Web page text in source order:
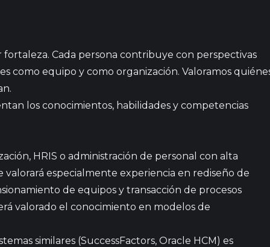
Cada persona contribuye con perspectivas
como equipo y como organización. Valoramos
los conocimientos, habilidades y competencias
HRIS o administración de personal con alta
valorará especialmente experiencia en rediseño de
de equipos y transacción de procesos
valorado el conocimiento en modelos de
similares (SuccessFactors, Oracle HCM) es